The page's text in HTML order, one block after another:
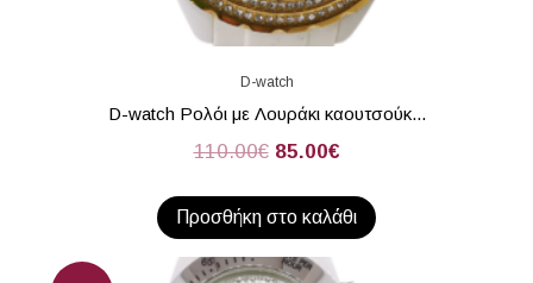
D-watch
D-watch Ρολόι με Λουράκι καουτσούκ...
110.00€ 85.00€
Προσθήκη στο καλάθι